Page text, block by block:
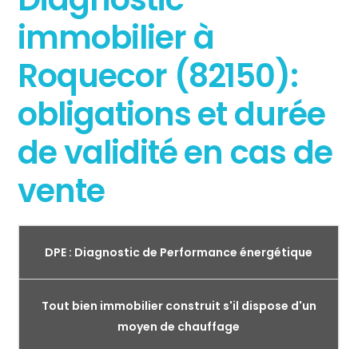
immobilier à
Roquecor (82150):
obligations et durée
de validité en cas de
vente
DPE : Diagnostic de Performance énergétique
Tout bien immobilier construit s'il dispose d'un
moyen de chauffage